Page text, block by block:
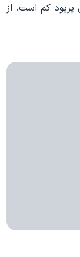
کم است، از